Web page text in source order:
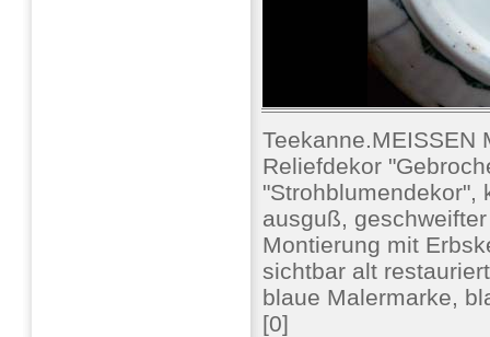
Teekanne.MEISSEN
Reliefdekor
"Strohblumendekor",
ausguß,
Montierung mit
sichtbar alt
blaue Malermarke,
[0]